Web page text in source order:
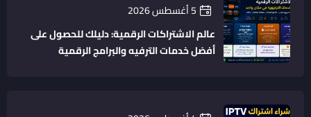
5 أغسطس 2026
عالم الاشتراكات الرقمية: دليلك للحصول على
أفضل خدمات الترفيه والبرامج الرقمية